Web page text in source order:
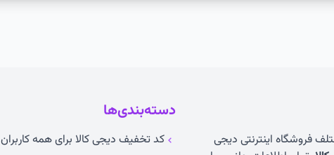
فروشگاه اینترنتی دیجی
دسته‌بندی‌ها
کد تخفیف دیجی کالا برای همه کاربران